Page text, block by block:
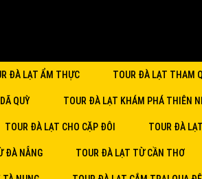
ĐÀ LẠT ẨM THỰC TOUR ĐÀ LẠT THAM
QUỲ TOUR ĐÀ LẠT KHÁM PHÁ THIÊN
TOUR ĐÀ LẠT CHO CẶP ĐÔI TOUR ĐÀ
ĐÀ NẴNG TOUR ĐÀ LẠT TỪ CẦN THƠ